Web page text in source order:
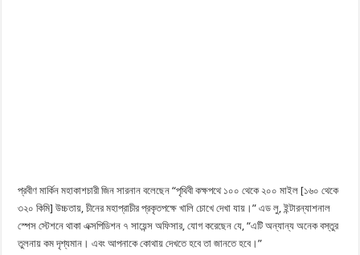
প্রবীণ মার্কিন মহাকাশচারী জিন সারনান বলেছেন “পৃথিবী কক্ষপথে ১০০ থেকে ২০০ মাইল [১৬০ থেকে
৩২০ কিমি] উচ্চতায়, চীনের মহাপ্রাচীর প্রকৃতপক্ষে খালি চোখে দেখা যায়।” এড লু, ইন্টারন্যাশনাল
স্পেস স্টেশনে থাকা এক্সপিডিশন ৭ সায়েন্স অফিসার, যোগ করেছেন যে, “এটি অন্যান্য অনেক বস্তুর
তুলনায় কম দৃশ্যমান। এবং আপনাকে কোথায় দেখতে হবে তা জানতে হবে।”